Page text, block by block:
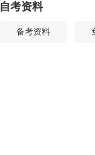
自考资料
备考资料